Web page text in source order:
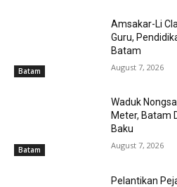
Batam
Amsakar-Li
Guru,
Batam
August 7, 2026
Batam
Waduk
Meter, Batam
Baku
August 7, 2026
Pelantikan